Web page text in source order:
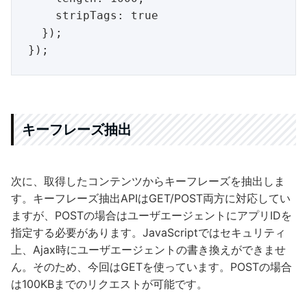
キーフレーズ抽出
次に、取得したコンテンツからキーフレーズを抽出しま
す。キーフレーズ抽出APIはGET/POST両方に対応してい
ますが、POSTの場合はユーザエージェントにアプリIDを
指定する必要があります。JavaScriptではセキュリティ
上、Ajax時にユーザエージェントの書き換えができませ
ん。そのため、今回はGETを使っています。POSTの場合
は100KBまでのリクエストが可能です。